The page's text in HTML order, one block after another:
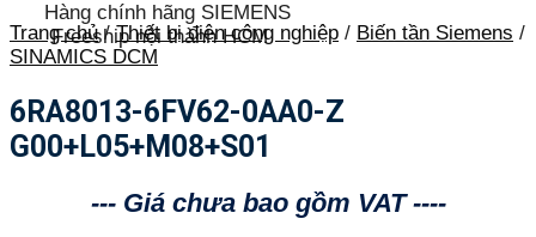
Hàng chính hãng SIEMENS
Freeship nội thành HCM
Trang chủ / Thiết bị điện công nghiệp / Biến tần Siemens /
SINAMICS DCM
6RA8013-6FV62-0AA0-Z
G00+L05+M08+S01
--- Giá chưa bao gồm VAT ----